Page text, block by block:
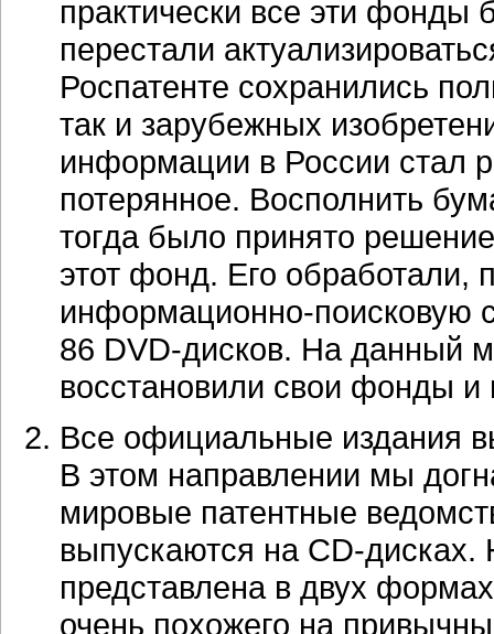
практически все эти
перестали
Роспатенте сохранились
так и зарубежных
информации в России стал
потерянное. Восполнить
тогда было принято
этот фонд. Его обработали,
информационно-поисковую
86 DVD-дисков. На данный
восстановили свои фонды
Все официальные издания
В этом направлении мы
мировые патентные
выпускаются на CD-дисках.
представлена в двух
очень похожего на